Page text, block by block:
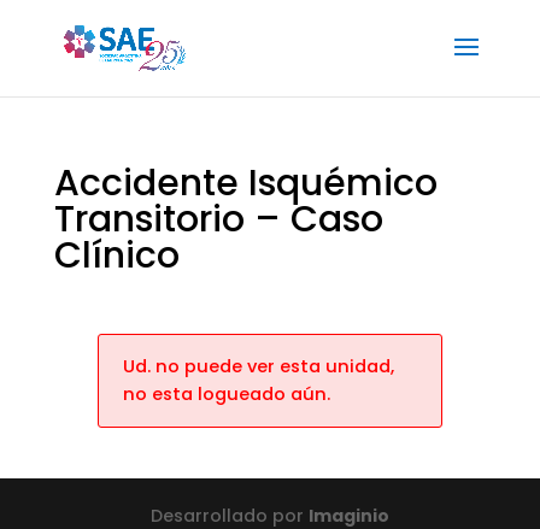
Accidente Isquémico
Transitorio – Caso
Clínico
Ud. no puede ver esta unidad,
no esta logueado aún.
Desarrollado por Imaginio